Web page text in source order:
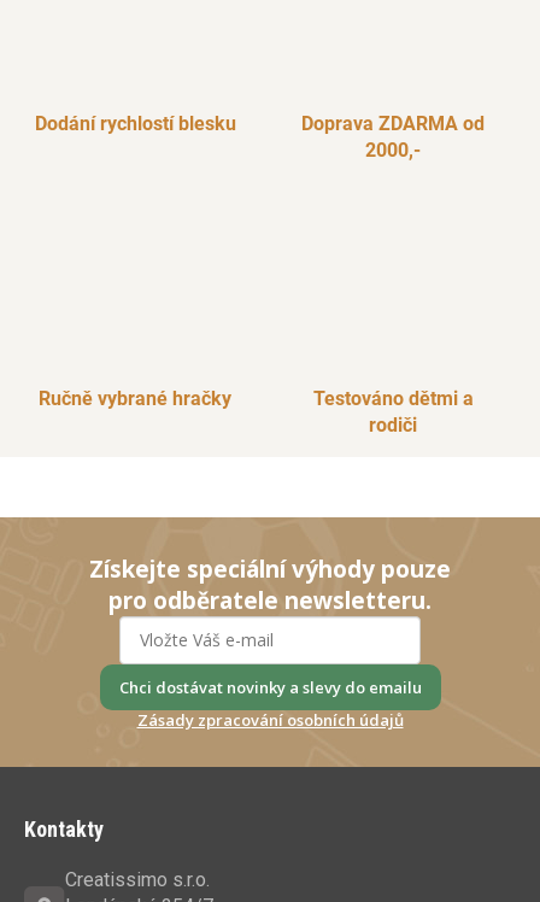
Dodání rychlostí blesku
Doprava ZDARMA od
2000,-
Ručně vybrané hračky
Testováno dětmi a
rodiči
Získejte speciální výhody pouze
pro odběratele newsletteru.
Chci dostávat novinky a slevy do emailu
Zásady zpracování osobních údajů
Kontakty
Creatissimo s.r.o.